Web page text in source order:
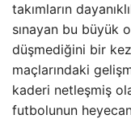
takımların
sınayan bu büyük
düşmediğini bir
maçlarındaki
kaderi netleşmiş
futbolunun